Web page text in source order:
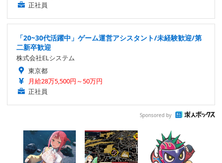
正社員
「20~30代活躍中」ゲーム運営アシスタント/未経験歓迎/第
二新卒歓迎
株式会社ELシステム
東京都
月給28万5,500円～50万円
正社員
Sponsored by